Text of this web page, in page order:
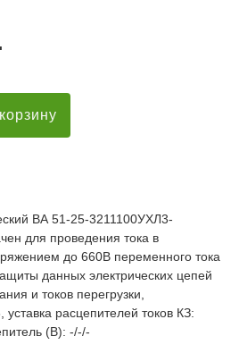
ВА 51-25-3211100УХЛ3-
для проведения тока в
до 660В переменного тока
данных электрических цепей
и токов перегрузки,
расцепителей токов КЗ:
(В): -/-/-